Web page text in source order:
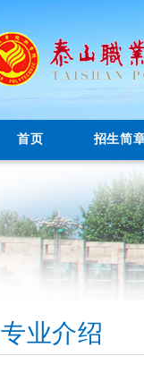
首页 招生简
专业介绍